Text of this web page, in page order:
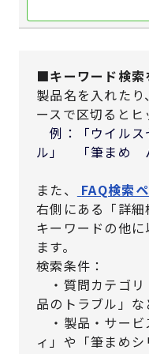
■キーワード検索
製品名を入れた
ースで区切るとヒ
例：「ウイル
ル」 「筆まめ
また、
FAQ検索
右側にある「詳細
キーワードの他
ます。
検索条件：
・質問カテゴリ
品のトラブル」な
・製品・サービ
ィ」や「筆まめシ